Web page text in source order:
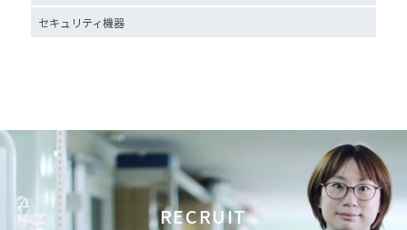
セキュリティ機器
RECRUIT